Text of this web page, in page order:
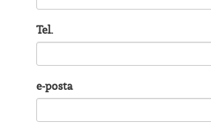
Tel.
e-posta